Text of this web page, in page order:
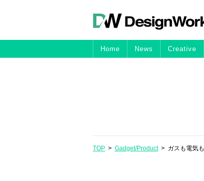
Home News Creative
TOP > Gadget/Product> ガスも電気も